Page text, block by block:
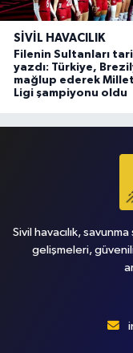
SIVIL HAVACILIK
Filenin Sultanları
yazdı: Türkiye,
mağlup ederek
Ligi şampiyonu oldu
Sivil havacılık,
gelişmeleri,